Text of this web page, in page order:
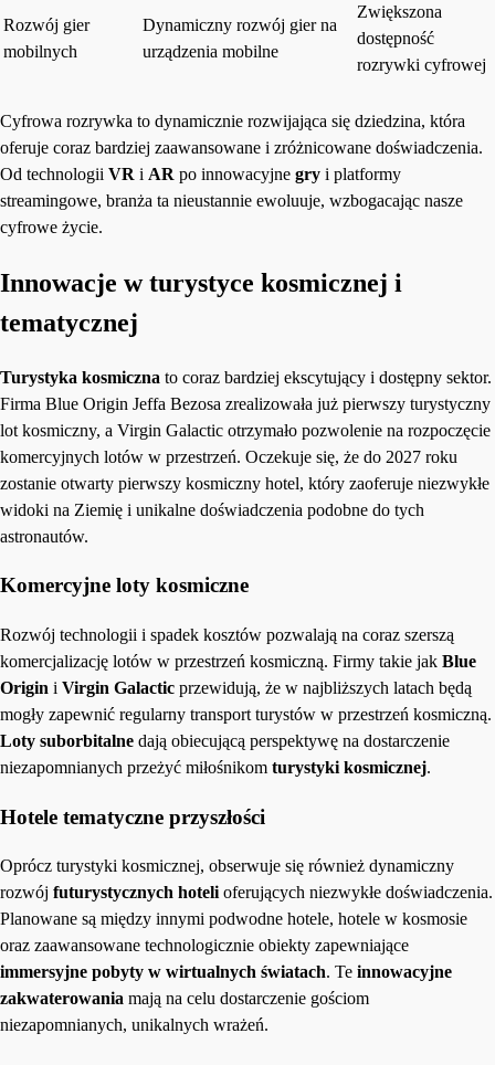
Rozwój gier
mobilnych
Dynamiczny rozwój gier na
urządzenia mobilne
Zwiększona
dostępność
rozrywki cyfrowej
Cyfrowa rozrywka to dynamicznie rozwijająca się dziedzina, która
oferuje coraz bardziej zaawansowane i zróżnicowane doświadczenia.
Od technologii VR i AR po innowacyjne gry i platformy
streamingowe, branża ta nieustannie ewoluuje, wzbogacając nasze
cyfrowe życie.
Innowacje w turystyce kosmicznej i
tematycznej
Turystyka kosmiczna to coraz bardziej ekscytujący i dostępny sektor.
Firma Blue Origin Jeffa Bezosa zrealizowała już pierwszy turystyczny
lot kosmiczny, a Virgin Galactic otrzymało pozwolenie na rozpoczęcie
komercyjnych lotów w przestrzeń. Oczekuje się, że do 2027 roku
zostanie otwarty pierwszy kosmiczny hotel, który zaoferuje niezwykłe
widoki na Ziemię i unikalne doświadczenia podobne do tych
astronautów.
Komercyjne loty kosmiczne
Rozwój technologii i spadek kosztów pozwalają na coraz szerszą
komercjalizację lotów w przestrzeń kosmiczną. Firmy takie jak Blue
Origin i Virgin Galactic przewidują, że w najbliższych latach będą
mogły zapewnić regularny transport turystów w przestrzeń kosmiczną.
Loty suborbitalne dają obiecującą perspektywę na dostarczenie
niezapomnianych przeżyć miłośnikom turystyki kosmicznej.
Hotele tematyczne przyszłości
Oprócz turystyki kosmicznej, obserwuje się również dynamiczny
rozwój futurystycznych hotelioferujących niezwykłe doświadczenia.
Planowane są między innymi podwodne hotele, hotele w kosmosie
oraz zaawansowane technologicznie obiekty zapewniające
immersyjne pobyty w wirtualnych światach. Te innowacyjne
zakwaterowania mają na celu dostarczenie gościom
niezapomnianych, unikalnych wrażeń.